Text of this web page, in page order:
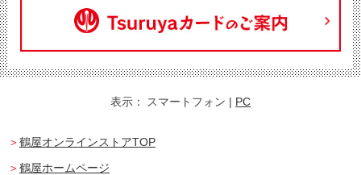
表示： スマートフォン | PC
鶴屋オンラインストアTOP
鶴屋ホームページ